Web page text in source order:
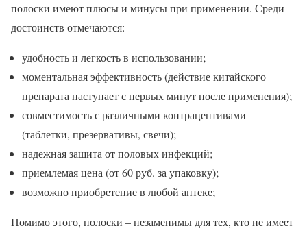
полоски имеют плюсы и минусы при применении. Среди
достоинств отмечаются:
удобность и легкость в использовании;
моментальная эффективность (действие китайского
препарата наступает с первых минут после применения);
совместимость с различными контрацептивами
(таблетки, презервативы, свечи);
надежная защита от половых инфекций;
приемлемая цена (от 60 руб. за упаковку);
возможно приобретение в любой аптеке;
Помимо этого, полоски – незаменимы для тех, кто не имеет